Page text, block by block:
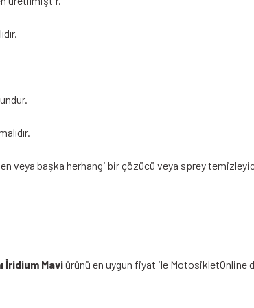
veya başka herhangi bir çözücü veya sprey
İridium Maviürünü en uygun fiyat ile MotosikletOnline